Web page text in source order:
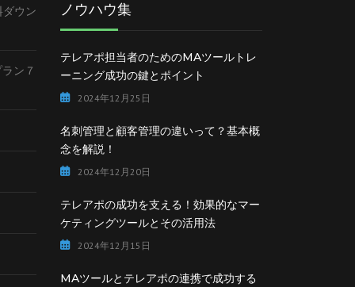
ダウン
ン７
ノウハウ集
テレアポ担当者のためのMAツールトレ
ーニング成功の鍵とポイント
2024年12月25日
名刺管理と顧客管理の違いって？基本概
念を解説！
2024年12月20日
テレアポの成功を支える！効果的なマー
ケティングツールとその活用法
2024年12月15日
MAツールとテレアポの連携で成功する